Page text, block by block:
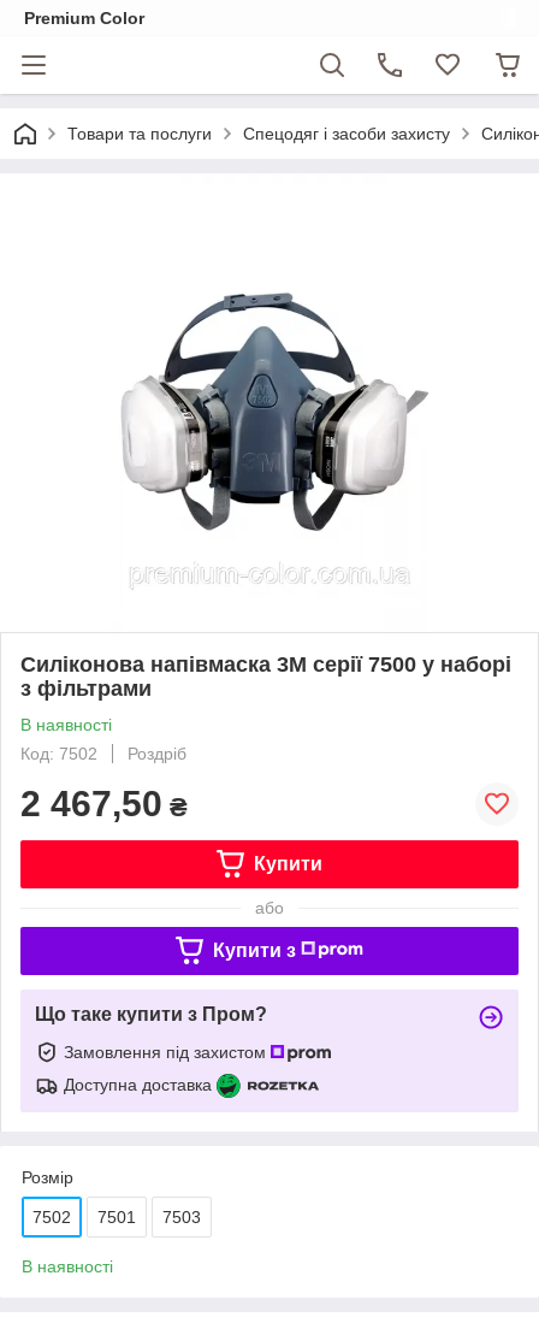
Premium Color
Товари та послуги Спецодяг і засоби захисту
Силіконова напівмаска 3М серії 7500 у наборі
з фільтрами
В наявності
Код: 7502
Роздріб
2 467,50 ₴
Купити
або
Купити з
Що таке купити з Пром?
Замовлення під захистом
Доступна доставка
Розмір
7502 7501 7503
В наявності